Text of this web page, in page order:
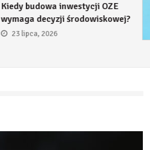
Kiedy budowa inwestycji OZE
wymaga decyzji środowiskowej?
23 lipca, 2026